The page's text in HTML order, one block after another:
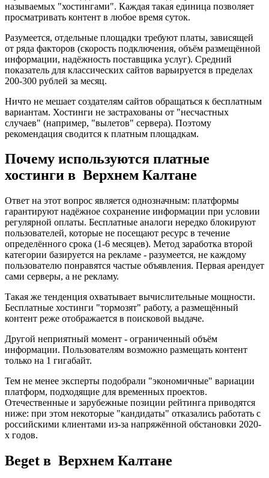
называемых "хостингами". Каждая такая единица позволяет
просматривать контент в любое время суток.
Разумеется, отдельные площадки требуют платы, зависящей
от ряда факторов (скорость подключения, объём размещённой
информации, надёжность поставщика услуг). Средний
показатель для классических сайтов варьируется в пределах
200-300 рублей за месяц.
Ничто не мешает создателям сайтов обращаться к бесплатным
вариантам. Хостинги не застрахованы от "несчастных
случаев" (например, "вылетов" сервера). Поэтому
рекомендация сводится к платным площадкам.
Почему используются платные
хостинги в Верхнем Калтане
Ответ на этот вопрос является однозначным: платформы
гарантируют надёжное сохранение информации при условии
регулярной оплаты. Бесплатные аналоги нередко блокируют
пользователей, которые не посещают ресурс в течение
определённого срока (1-6 месяцев). Метод заработка второй
категории базируется на рекламе - разумеется, не каждому
пользователю понравятся частые объявления. Первая арендует
сами серверы, а не рекламу.
Такая же тенденция охватывает вычислительные мощности.
Бесплатные хостинги "тормозят" работу, а размещённый
контент реже отображается в поисковой выдаче.
Другой неприятный момент - ограниченный объём
информации. Пользователям возможно размещать контент
только на 1 гигабайт.
Тем не менее эксперты подобрали "экономичные" вариации
платформ, подходящие для временных проектов.
Отечественные и зарубежные позиции рейтинга приводятся
ниже: при этом некоторые "кандидаты" отказались работать с
российскими клиентами из-за напряжённой обстановки 2020-
х годов.
Beget в Верхнем Калтане